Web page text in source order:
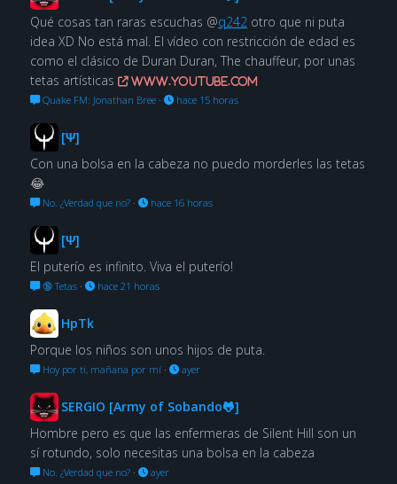
Qué cosas tan raras escuchas @q242 otro que ni puta
idea XD No está mal. El vídeo con restricción de edad es
como el clásico de Duran Duran, The chauffeur, por unas
tetas artísticas
www.youtube.com
Quake FM: Jonathan Bree· hace 15 horas
[Ψ]
Con una bolsa en la cabeza no puedo morderles las tetas
😂
No. ¿Verdad que no?· hace 16 horas
[Ψ]
El puterío es infinito. Viva el puterío!
🔞 Tetas· hace 21 horas
HpTk
Porque los niños son unos hijos de puta.
Hoy por ti, mañana por mí· ayer
SERGIO [Army of Sobando🐸]
Hombre pero es que las enfermeras de Silent Hill son un
sí rotundo, solo necesitas una bolsa en la cabeza
No. ¿Verdad que no?· ayer